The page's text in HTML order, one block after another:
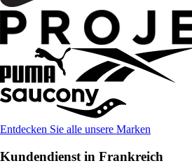
Entdecken Sie alle unsere Marken
Kundendienst in Frankreich